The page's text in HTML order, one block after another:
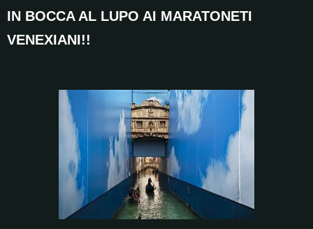
IN BOCCA AL LUPO AI MARATONETI
VENEXIANI!!